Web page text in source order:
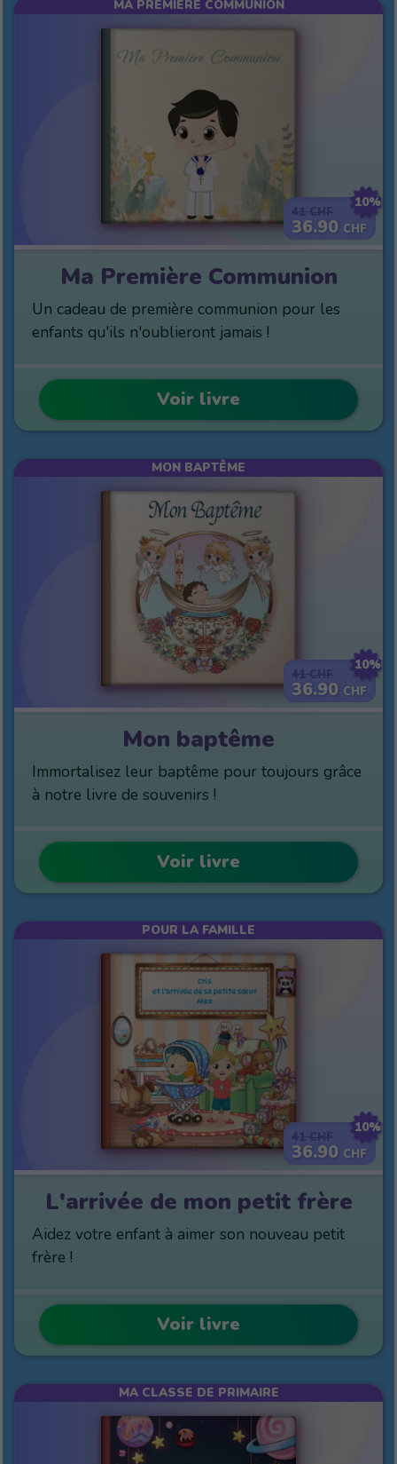
10%
36.90 CHF
MA PREMIÈRE COMMUNION
Ma Première Communion
Un cadeau de première communion pour les
enfants qu'ils n'oublieront jamais !
Voir livre
10%
36.90 CHF
MON BAPTÊME
Mon baptême
Immortalisez leur baptême pour toujours grâce
à notre livre de souvenirs !
Voir livre
10%
36.90 CHF
POUR LA FAMILLE
L'arrivée de mon petit frère
Aidez votre enfant à aimer son nouveau petit
frère !
Voir livre
MA CLASSE DE PRIMAIRE